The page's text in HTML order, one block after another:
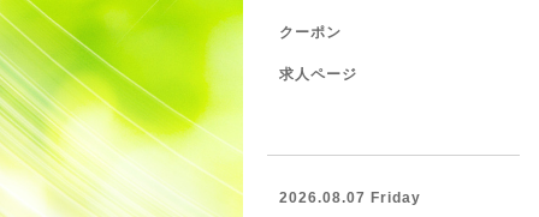
クーポン
求人ページ
2026.08.07 Friday